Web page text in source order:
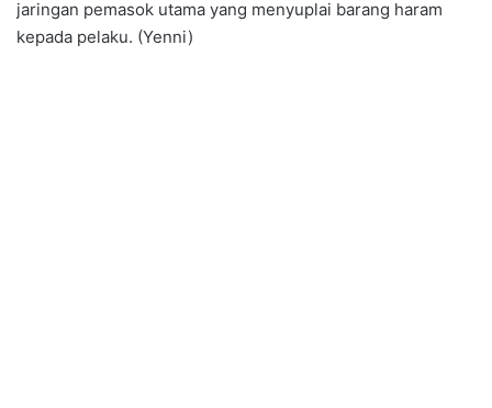
jaringan pemasok utama yang menyuplai barang haram
kepada pelaku. (Yenni)